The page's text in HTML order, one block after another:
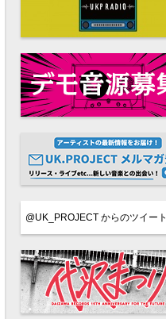
@UK_PROJECT からのツイート